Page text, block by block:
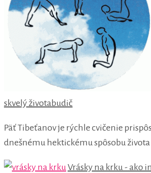
skvelý životabudič
Päť Tibeťanov je rýchle cvičenie
dnešnému hektickému spôsobu
Vrásky na krku - ako